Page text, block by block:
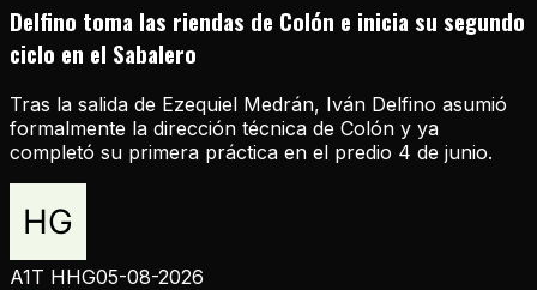
Delfino toma las riendas de Colón e inicia su segundo
ciclo en el Sabalero
Tras la salida de Ezequiel Medrán, Iván Delfino asumió
formalmente la dirección técnica de Colón y ya
completó su primera práctica en el predio 4 de junio.
A1T HHG05-08-2026